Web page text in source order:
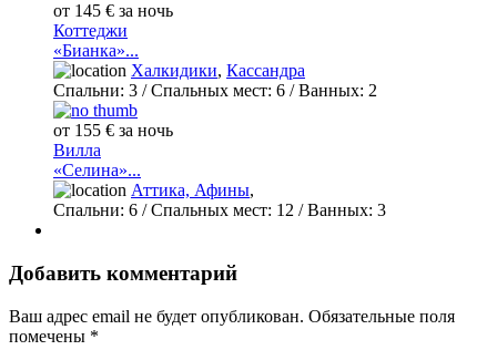
от 145 € за ночь
Коттеджи
«Бианка»...
Халкидики, Кассандра
Спальни: 3 / Спальных мест: 6 /Ванных: 2
от 155 € за ночь
Вилла
«Селина»...
Аттика, Афины,
Спальни: 6 / Спальных мест: 12 /Ванных: 3
Добавить комментарий
Ваш адрес email не будет опубликован. Обязательные поля
помечены *